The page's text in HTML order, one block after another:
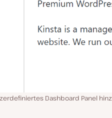
Dashboard Panel